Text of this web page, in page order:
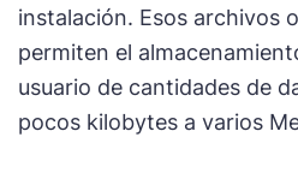
instalación. Esos archivos
permiten el
usuario de cantidades de
pocos kilobytes a varios